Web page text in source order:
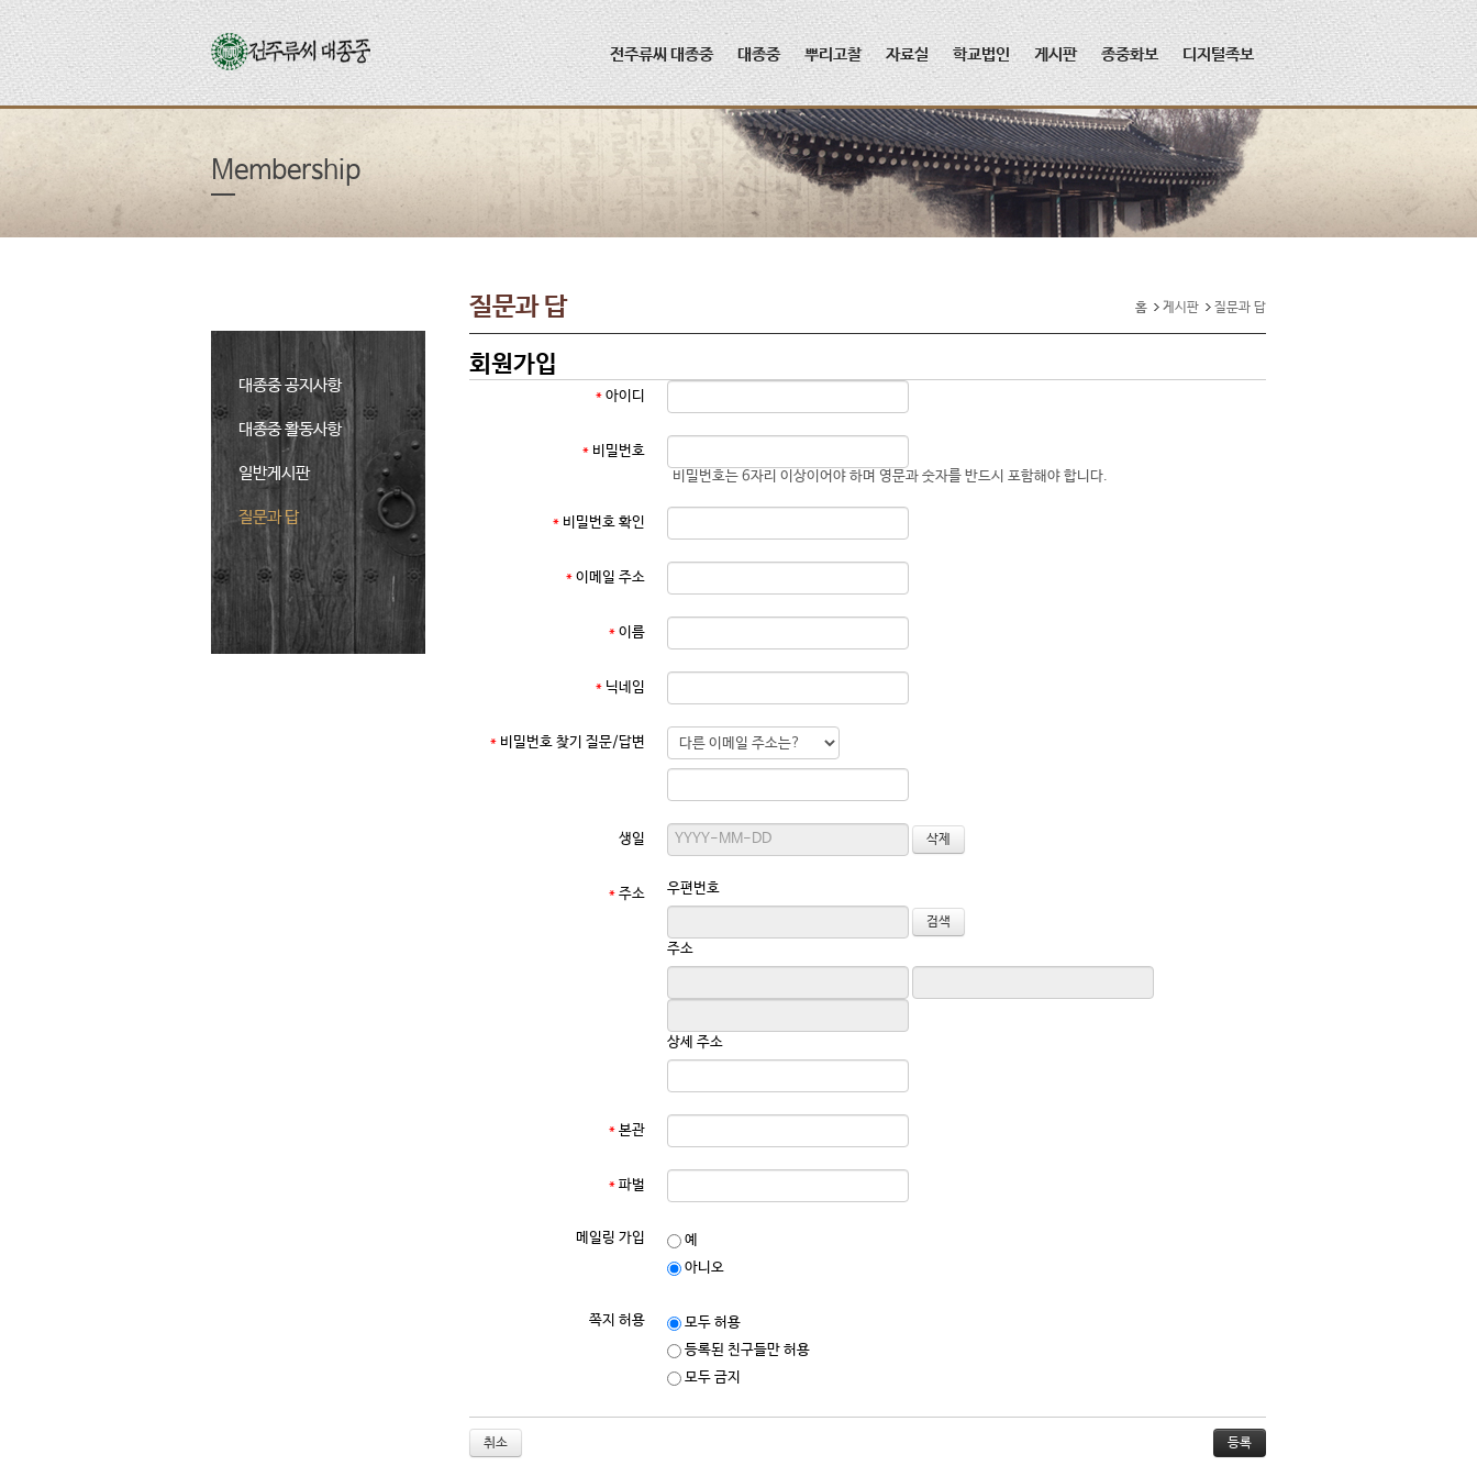
메뉴 건너뛰기
전주류씨 대종중 대종중 뿌리고찰 자료실 학교법인 게시판 종중화보 디지털족보
Membership
대종중 공지사항
대종중 활동사항
일반게시판
질문과 답
질문과 답 홈 게시판 질문과 답
회원가입
* 아이디
* 비밀번호
비밀번호는 6자리 이상이어야 하며 영문과 숫자를 반드시 포함해야 합니다.
* 비밀번호 확인
* 이메일 주소
* 이름
* 닉네임
* 비밀번호 찾기 질문/답변
생일
* 주소 우편번호
주소
상세 주소
* 본관
* 파벌
메일링 가입
예
아니오
쪽지 허용
모두 허용
등록된 친구들만 허용
모두 금지
취소